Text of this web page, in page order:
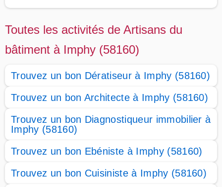
Toutes les activités de Artisans du
bâtiment à Imphy (58160)
Trouvez un bon Dératiseur à Imphy (58160)
Trouvez un bon Architecte à Imphy (58160)
Trouvez un bon Diagnostiqueur immobilier à
Imphy (58160)
Trouvez un bon Ebéniste à Imphy (58160)
Trouvez un bon Cuisiniste à Imphy (58160)